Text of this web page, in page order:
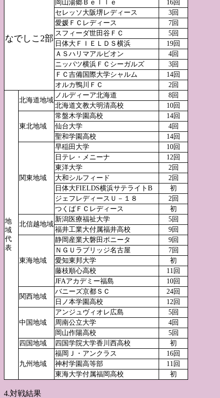
なでしこ2部
岡山湯郷Ｂｅｌｌｅ
16回
セレッソ大阪堺レディース
3回
愛媛ＦＣレディース
7回
スフィーダ世田谷ＦＣ
5回
日体大ＦＩＥＬＤＳ横浜
19回
ＡＳハリマアルビオン
4回
ニッパツ横浜ＦＣシーガルズ
3回
ＦＣ吉備国際大学シャルム
14回
オルカ鴨川ＦＣ
2回
地
域
代
表
北海道地域
ノルディーア北海道
8回
北海道文教大明清高校
10回
東北地域
常盤木学園高校
14回
仙台大学
4回
聖和学園高校
14回
関東地域
早稲田大学
10回
日テレ・メニーナ
12回
東洋大学
2回
大和シルフィード
2回
日体大FIELDS横浜サテライトB
初
ジェフレディースＵ－１８
2回
つくばＦＣレディース
初
北信越地域
新潟医療福祉大学
5回
福井工業大付属福井高校
9回
東海地域
静岡産業大磐田ボニータ
9回
ＮＧＵラブリッジ名古屋
7回
愛知東邦大学
初
藤枝順心高校
11回
JFAアカデミー福島
10回
関西地域
バニーズ京都ＳＣ
24回
日ノ本学園高校
12回
中国地域
アンジュヴィオレ広島
5回
周南公立大学
4回
岡山作陽高校
5回
四国地域
四国学院大学香川西高校 初
九州地域
福岡Ｊ・アンクラス
16回
神村学園高等部
11回
東海大学付属福岡高校
初
4.対戦結果